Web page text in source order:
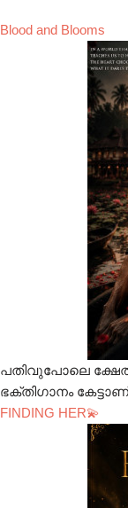
Blood and Blooms
പതിവുപോലെ
ഭക്തിഗാനം
FINDING HER💫